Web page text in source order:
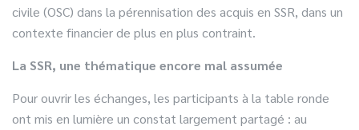
civile (OSC) dans la pérennisation des acquis en SSR, dans un
contexte financier de plus en plus contraint.
La SSR, une thématique encore mal assumée
Pour ouvrir les échanges, les participants à la table ronde
ont mis en lumière un constat largement partagé : au